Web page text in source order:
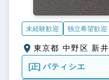
未経験歓迎 独立希望歓迎
東京都 中野区 新井
[正] パティシエ